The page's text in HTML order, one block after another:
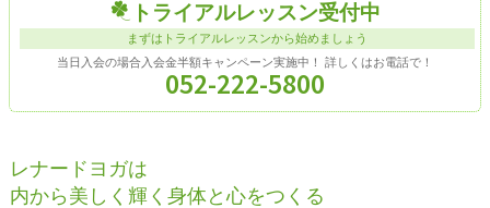
トライアルレッスン受付中
まずはトライアルレッスンから始めましょう
当日入会の場合入会金半額キャンペーン実施中！
詳しくはお電話で！
052-222-5800
レナードヨガは
内から美しく輝く身体と心をつくる